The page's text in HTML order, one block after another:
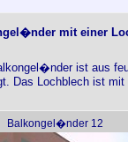
mit einer
ist aus
Das Lochblech ist
Balkongel�nder 12